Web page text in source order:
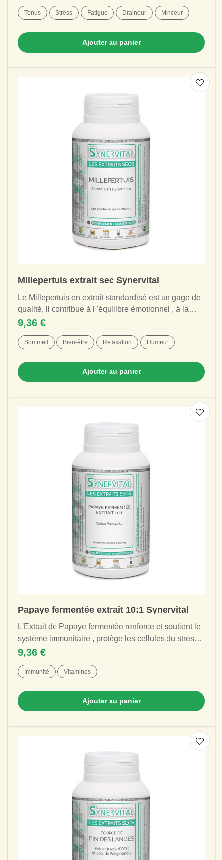
Tonus Stress Fatigue Draineur Minceur
Ajouter au panier
Millepertuis extrait sec Synervital
Le Millepertuis en extrait standardisé est un gage de
qualité, il contribue à l 'équilibre émotionnel , à la
9,36 €
Sommeil Bien-être Relaxation Humeur
Ajouter au panier
Papaye fermentée extrait 10:1 Synervital
L'Extrait de Papaye fermentée renforce et soutient le
système immunitaire , protège les cellules du stress
oxydatif . Facilement...
9,36 €
Immunité Vitamines
Ajouter au panier